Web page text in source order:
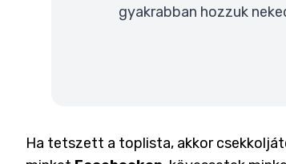
gyakrabban hozzuk
Ha tetszett a toplista, akkor